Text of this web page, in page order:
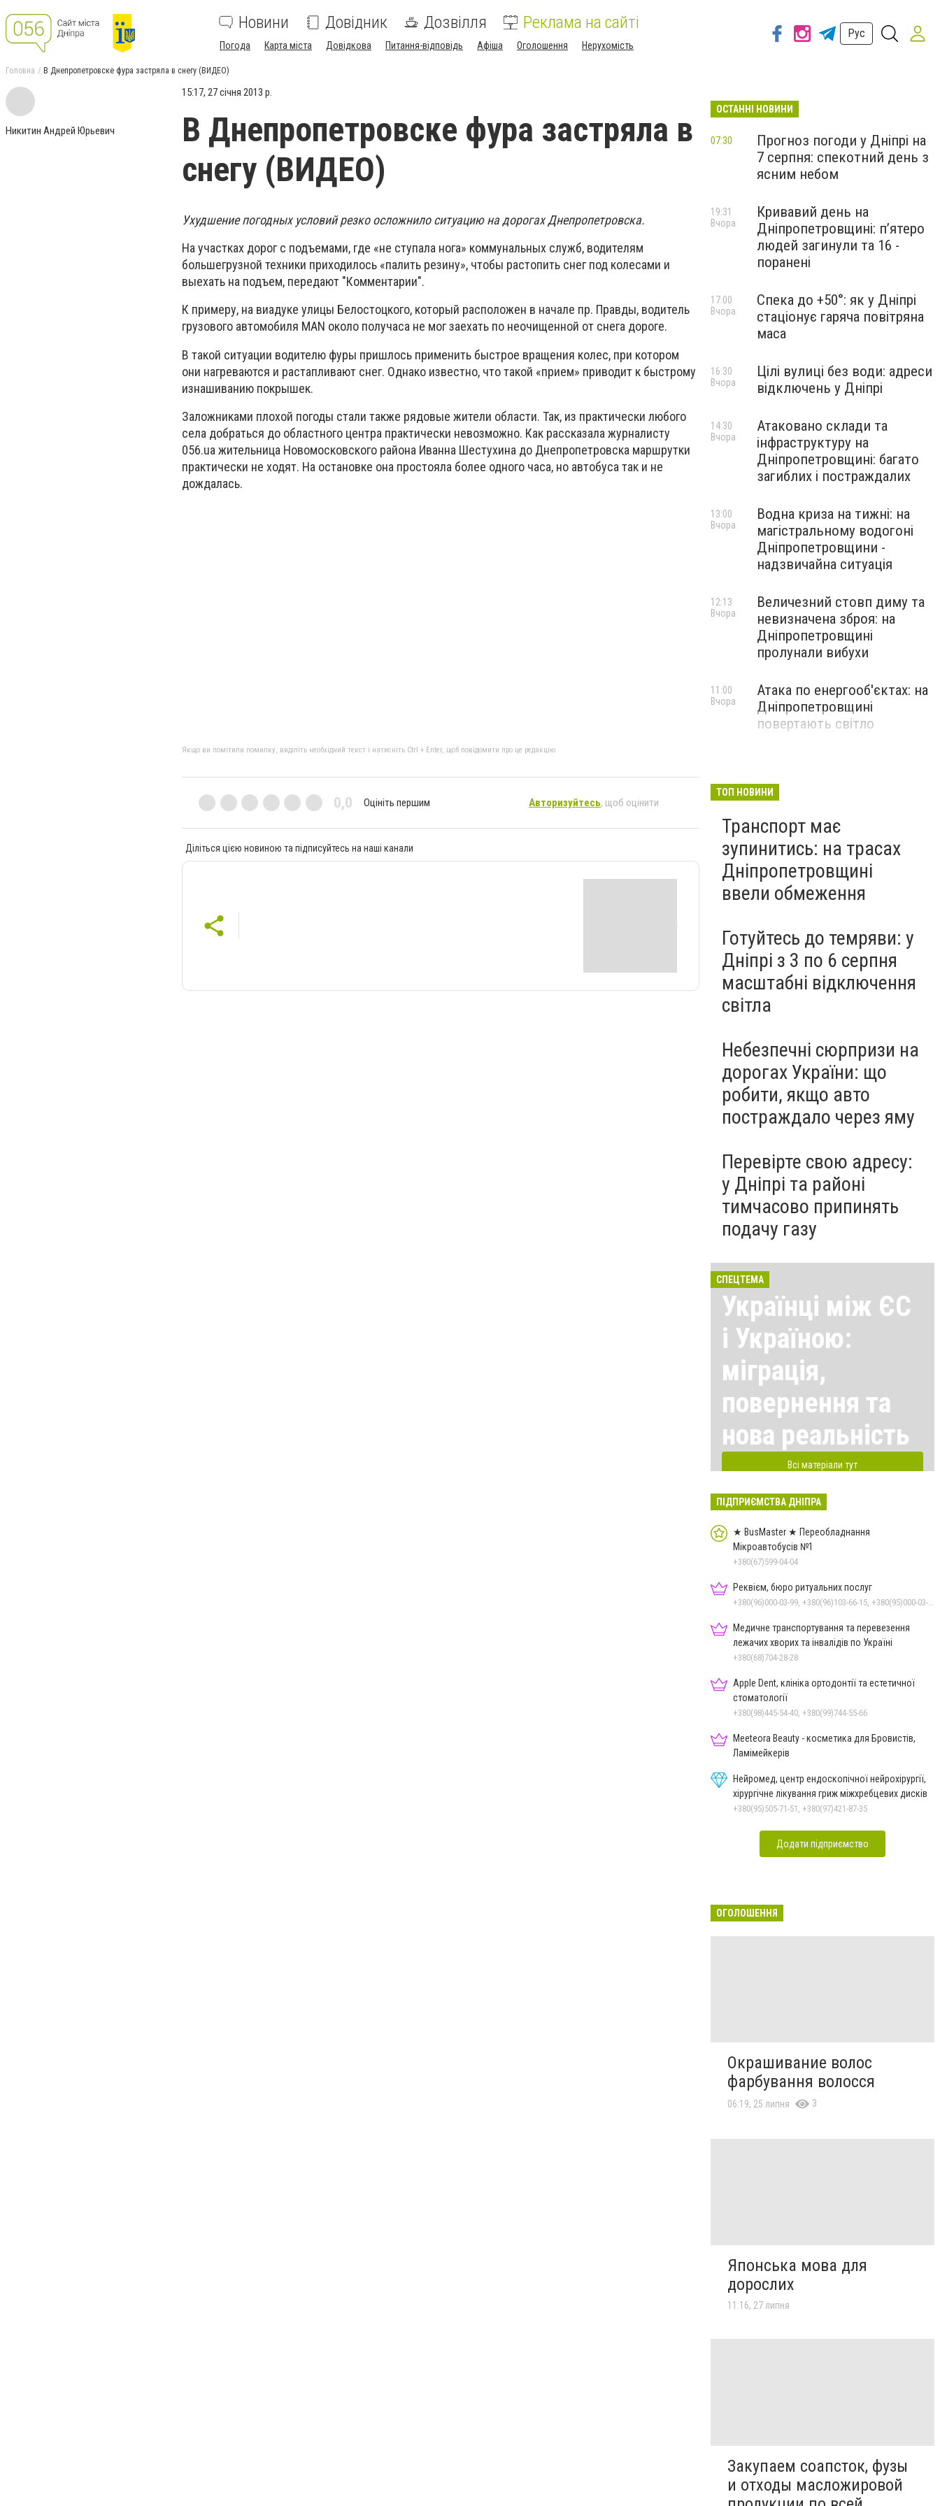
Новини Довідник Дозвілля Реклама на сайті
Погода Карта міста Довідкова Питання-відповідь Афіша Оголошення Нерухомість
Рус
Головна В Днепропетровске фура застряла в снегу (ВИДЕО)
Никитин Андрей Юрьевич
15:17, 27 січня 2013 р.
В Днепропетровске фура застряла в
снегу (ВИДЕО)
Ухудшение погодных условий резко осложнило ситуацию на дорогах Днепропетровска.
На участках дорог с подъемами, где «не ступала нога» коммунальных служб, водителям
большегрузной техники приходилось «палить резину», чтобы растопить снег под колесами и
выехать на подъем, передают "Комментарии".
К примеру, на виадуке улицы Белостоцкого, который расположен в начале пр. Правды, водитель
грузового автомобиля MAN около получаса не мог заехать по неочищенной от снега дороге.
В такой ситуации водителю фуры пришлось применить быстрое вращения колес, при котором
они нагреваются и растапливают снег. Однако известно, что такой «прием» приводит к быстрому
изнашиванию покрышек.
Заложниками плохой погоды стали также рядовые жители области. Так, из практически любого
села добраться до областного центра практически невозможно. Как рассказала журналисту
056.ua жительница Новомосковского района Иванна Шестухина до Днепропетровска маршрутки
практически не ходят. На остановке она простояла более одного часа, но автобуса так и не
дождалась.
Якщо ви помітили помилку, виділіть необхідний текст і натисніть Ctrl + Enter, щоб повідомити про це редакцію
0,0 Оцініть першим Авторизуйтесь, щоб оцінити
Діліться цією новиною та підписуйтесь на наші канали
ОСТАННІ НОВИНИ
Прогноз погоди у Дніпрі на
7 серпня: спекотний день з
ясним небом
07:30
Кривавий день на
Дніпропетровщині: п’ятеро
людей загинули та 16 -
поранені
19:31
Вчора
Спека до +50°: як у Дніпрі
стаціонує гаряча повітряна
маса
17:00
Вчора
Цілі вулиці без води: адреси
відключень у Дніпрі
16:30
Вчора
Атаковано склади та
інфраструктуру на
Дніпропетровщині: багато
загиблих і постраждалих
14:30
Вчора
Водна криза на тижні: на
магістральному водогоні
Дніпропетровщини -
надзвичайна ситуація
13:00
Вчора
Величезний стовп диму та
невизначена зброя: на
Дніпропетровщині
пролунали вибухи
12:13
Вчора
Атака по енергооб'єктах: на
Дніпропетровщині
повертають світло
11:00
Вчора
ТОП НОВИНИ
Транспорт має
зупинитись: на трасах
Дніпропетровщині
ввели обмеження
Готуйтесь до темряви: у
Дніпрі з 3 по 6 серпня
масштабні відключення
світла
Небезпечні сюрпризи на
дорогах України: що
робити, якщо авто
постраждало через яму
Перевірте свою адресу:
у Дніпрі та районі
тимчасово припинять
подачу газу
СПЕЦТЕМА
Українці між ЄС
і Україною:
міграція,
повернення та
нова реальність
Всі матеріали тут
ПІДПРИЄМСТВА ДНІПРА
★ BusMaster ★ Переобладнання
Мікроавтобусів №1
+380(67)599-04-04
Реквієм, бюро ритуальних послуг
Медичне транспортування та перевезення
лежачих хворих та інвалідів по Україні
+380(68)704-28-28
Apple Dent, клініка ортодонтії та естетичної
стоматології
+380(98)445-54-40, +380(99)744-55-66
Meeteora Beauty - косметика для Бровистів,
Ламімейкерів
Нейромед, центр ендоскопічної нейрохірургії,
хірургічне лікування гриж міжхребцевих дисків
+380(95)505-71-51, +380(97)421-87-35
Додати підприємство
ОГОЛОШЕННЯ
Окрашивание волос
фарбування волосся
06:19, 25 липня 3
Японська мова для
дорослих
11:16, 27 липня
Закупаем соапсток, фузы
и отходы масложировой